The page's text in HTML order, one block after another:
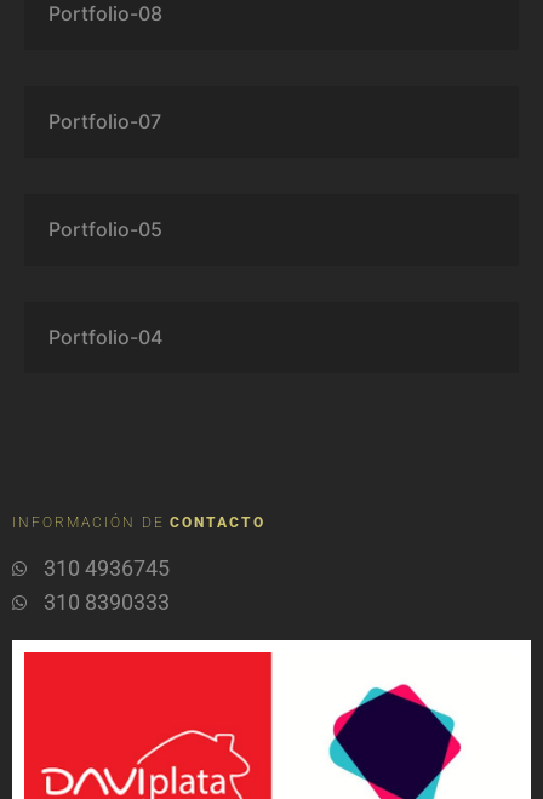
Portfolio-08
Portfolio-07
Portfolio-05
Portfolio-04
INFORMACIÓN DE CONTACTO
310 4936745
310 8390333